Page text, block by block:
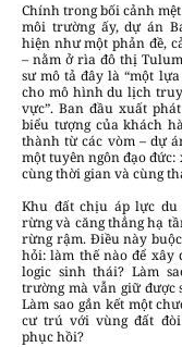
Chính trong bối cảnh
môi trường ấy, dự án
hiện như một phản đề,
– nằm ở rìa đô thị
sư mô tả đây là “một
cho mô hình du lịch
vực”. Ban đầu xuất
biểu tượng của khách
thành từ các vòm – dự
một tuyên ngôn đạo
cùng thời gian và cùng
Khu đất chịu áp lực
rừng và căng thẳng hạ
rừng rậm. Điều này
hỏi: làm thế nào để xây
logic sinh thái? Làm
trường mà vẫn giữ được
Làm sao gắn kết một
cư trú với vùng đất
phục hồi?